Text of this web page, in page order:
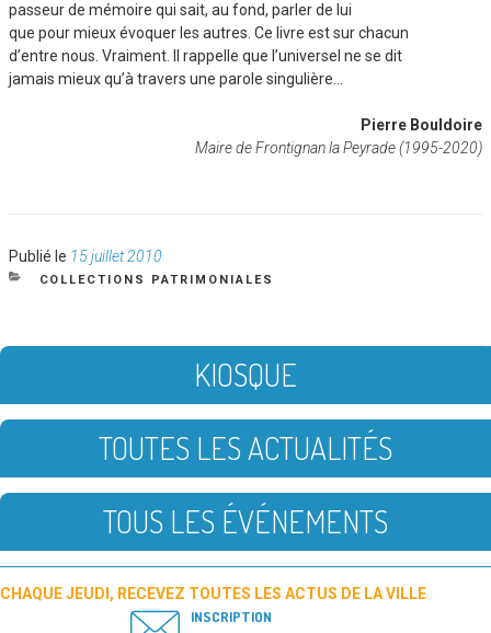
passeur de mémoire qui sait, au fond, parler de lui
que pour mieux évoquer les autres. Ce livre est sur chacun
d’entre nous. Vraiment. Il rappelle que l’universel ne se dit
jamais mieux qu’à travers une parole singulière…
Pierre Bouldoire
Maire de Frontignan la Peyrade (1995-2020)
Publié le Publié
le
15 juillet 2010
CATÉGORIES
COLLECTIONS PATRIMONIALES
KIOSQUE
TOUTES LES ACTUALITÉS
TOUS LES ÉVÉNEMENTS
CHAQUE JEUDI, RECEVEZ TOUTES LES ACTUS DE LA VILLE
INSCRIPTION